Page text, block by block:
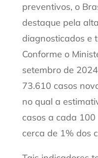
preventivos, o
destaque pela
diagnosticados e
Conforme o
setembro de
73.610 casos
no qual a
casos a cada
cerca de 1% dos